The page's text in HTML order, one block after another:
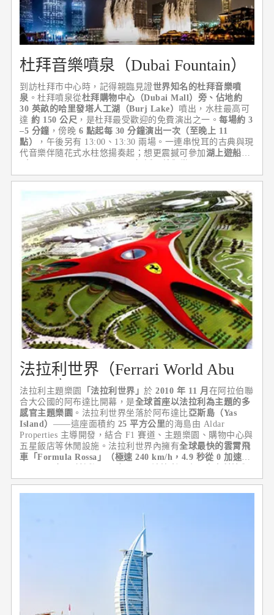
杜拜音樂噴泉（Dubai Fountain）
到訪杜拜市中心時，記得親臨見證世界知名的杜拜音樂噴
泉 。杜拜噴泉從杜拜購物中心（Dubai Mall）旁、佔地約
30 英畝的哈里發塔人工湖（Burj Lake） 噴出，水柱最高可
達約 150 公尺 ，是杜拜最受歡迎的免費演出之一。每場約 3
–5 分鐘 ，傍晚 6 點起每 30 分鐘演出一次（至晚上 11
點）
，午後另有 13:00、13:30 兩場。一連串悅耳的古典與現
代音樂伴隨花式水柱悠揚奏起；想更震撼可參加 湖上遊船
法拉利世界（Ferrari World Abu
Dhabi）
法拉利主題樂園 「法拉利世界」於2010 年 11 月 在阿拉伯聯
合大公國的阿布達比開幕，是全球首座以法拉利為主題的多
感官主題樂園 。法拉利世界坐落於阿布達比亞斯島（Yas
Island） ——這座面積約 25 平方公里的海島由 Aldar
Properties 主導開發，結合 F1 賽道、主題樂園、購物中心與
五星飯店等休閒設施。法拉利世界內擁有全球最快的雲霄飛
車「Formula Rossa」（極速 240 km/h，4.9 秒從 0 加速到
賽道模擬的互動體驗，是車迷必訪的朝聖地。